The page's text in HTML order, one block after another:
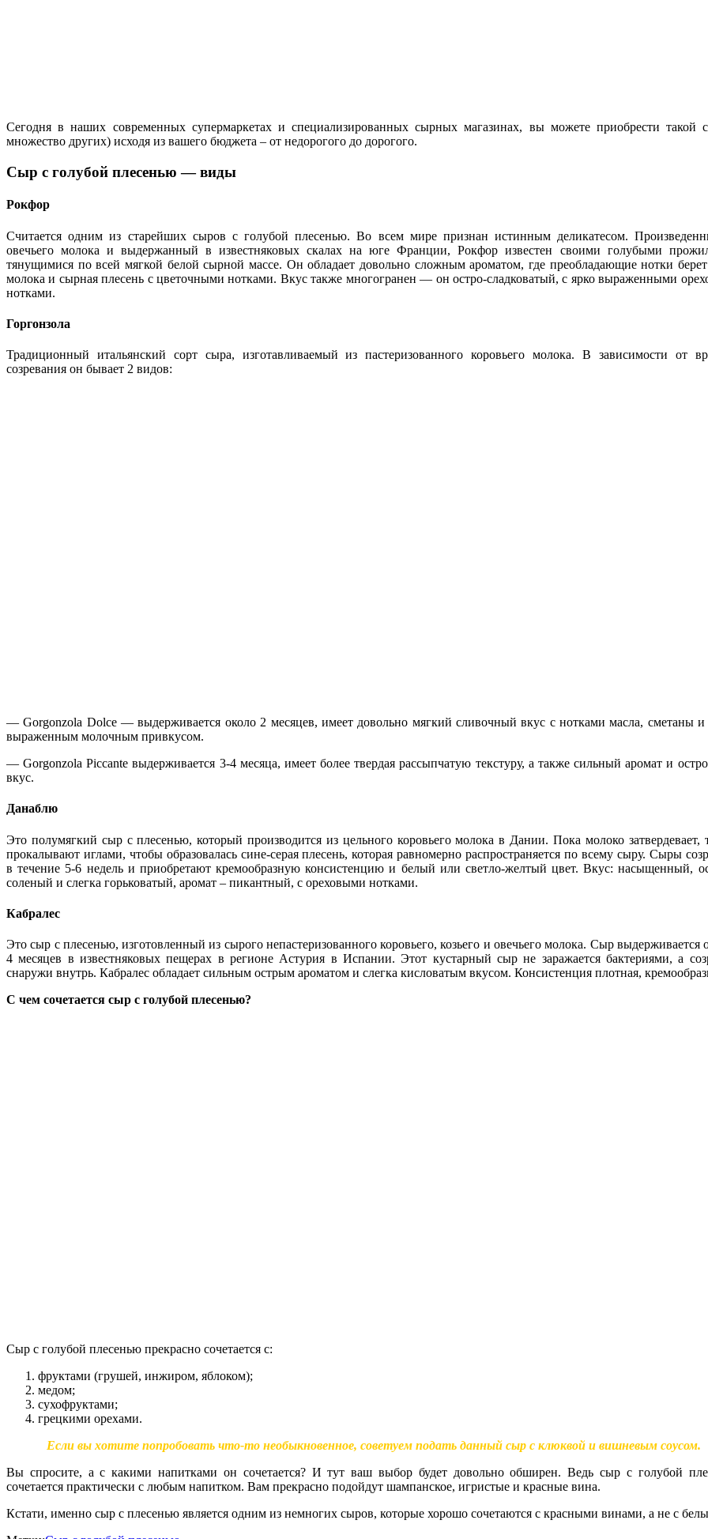
Сегодня в наших современных супермаркетах и специализированных сырных магазинах, вы можете приобрести такой
множество других) исходя из вашего бюджета – от недорогого до дорогого.
Сыр с голубой плесенью — виды
Рокфор
Считается одним из старейших сыров с голубой плесенью. Во всем мире признан истинным деликатесом.
овечьего молока и выдержанный в известняковых скалах на юге Франции, Рокфор известен своими голубыми
тянущимися по всей мягкой белой сырной массе. Он обладает довольно сложным ароматом, где преобладающие нотки берет
молока и сырная плесень с цветочными нотками. Вкус также многогранен — он остро-сладковатый, с ярко выраженными
нотками.
Горгонзола
Традиционный итальянский сорт сыра, изготавливаемый из пастеризованного коровьего молока. В зависимости от
созревания он бывает 2 видов:
— Gorgonzola Dolce — выдерживается около 2 месяцев, имеет довольно мягкий сливочный вкус с нотками масла, сметаны и
выраженным молочным привкусом.
— Gorgonzola Piccante выдерживается 3-4 месяца, имеет более твердая рассыпчатую текстуру, а также сильный аромат и
вкус.
Данаблю
Это полумягкий сыр с плесенью, который производится из цельного коровьего молока в Дании. Пока молоко затвердевает,
прокалывают иглами, чтобы образовалась сине-серая плесень, которая равномерно распространяется по всему сыру. Сыры
в течение 5-6 недель и приобретают кремообразную консистенцию и белый или светло-желтый цвет. Вкус: насыщенный,
соленый и слегка горьковатый, аромат – пикантный, с ореховыми нотками.
Кабралес
Это сыр с плесенью, изготовленный из сырого непастеризованного коровьего, козьего и овечьего молока. Сыр выдерживается
4 месяцев в известняковых пещерах в регионе Астурия в Испании. Этот кустарный сыр не заражается бактериями, а
снаружи внутрь. Кабралес обладает сильным острым ароматом и слегка кисловатым вкусом. Консистенция плотная,
С чем сочетается сыр с голубой плесенью?
Сыр с голубой плесенью прекрасно сочетается с:
фруктами (грушей, инжиром, яблоком);
медом;
сухофруктами;
грецкими орехами.
Если вы хотите попробовать что-то необыкновенное, советуем подать данный сыр с клюквой и вишневым соусом.
Вы спросите, а с какими напитками он сочетается? И тут ваш выбор будет довольно обширен. Ведь сыр с голубой
сочетается практически с любым напитком. Вам прекрасно подойдут шампанское, игристые и красные вина.
Кстати, именно сыр с плесенью является одним из немногих сыров, которые хорошо сочетаются с красными винами, а не с